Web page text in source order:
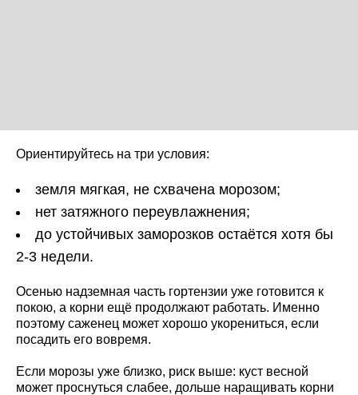
Ориентируйтесь на три условия:
земля мягкая, не схвачена морозом;
нет затяжного переувлажнения;
до устойчивых заморозков остаётся хотя бы
2-3 недели.
Осенью надземная часть гортензии уже готовится к
покою, а корни ещё продолжают работать. Именно
поэтому саженец может хорошо укорениться, если
посадить его вовремя.
Если морозы уже близко, риск выше: куст весной
может проснуться слабее, дольше наращивать корни